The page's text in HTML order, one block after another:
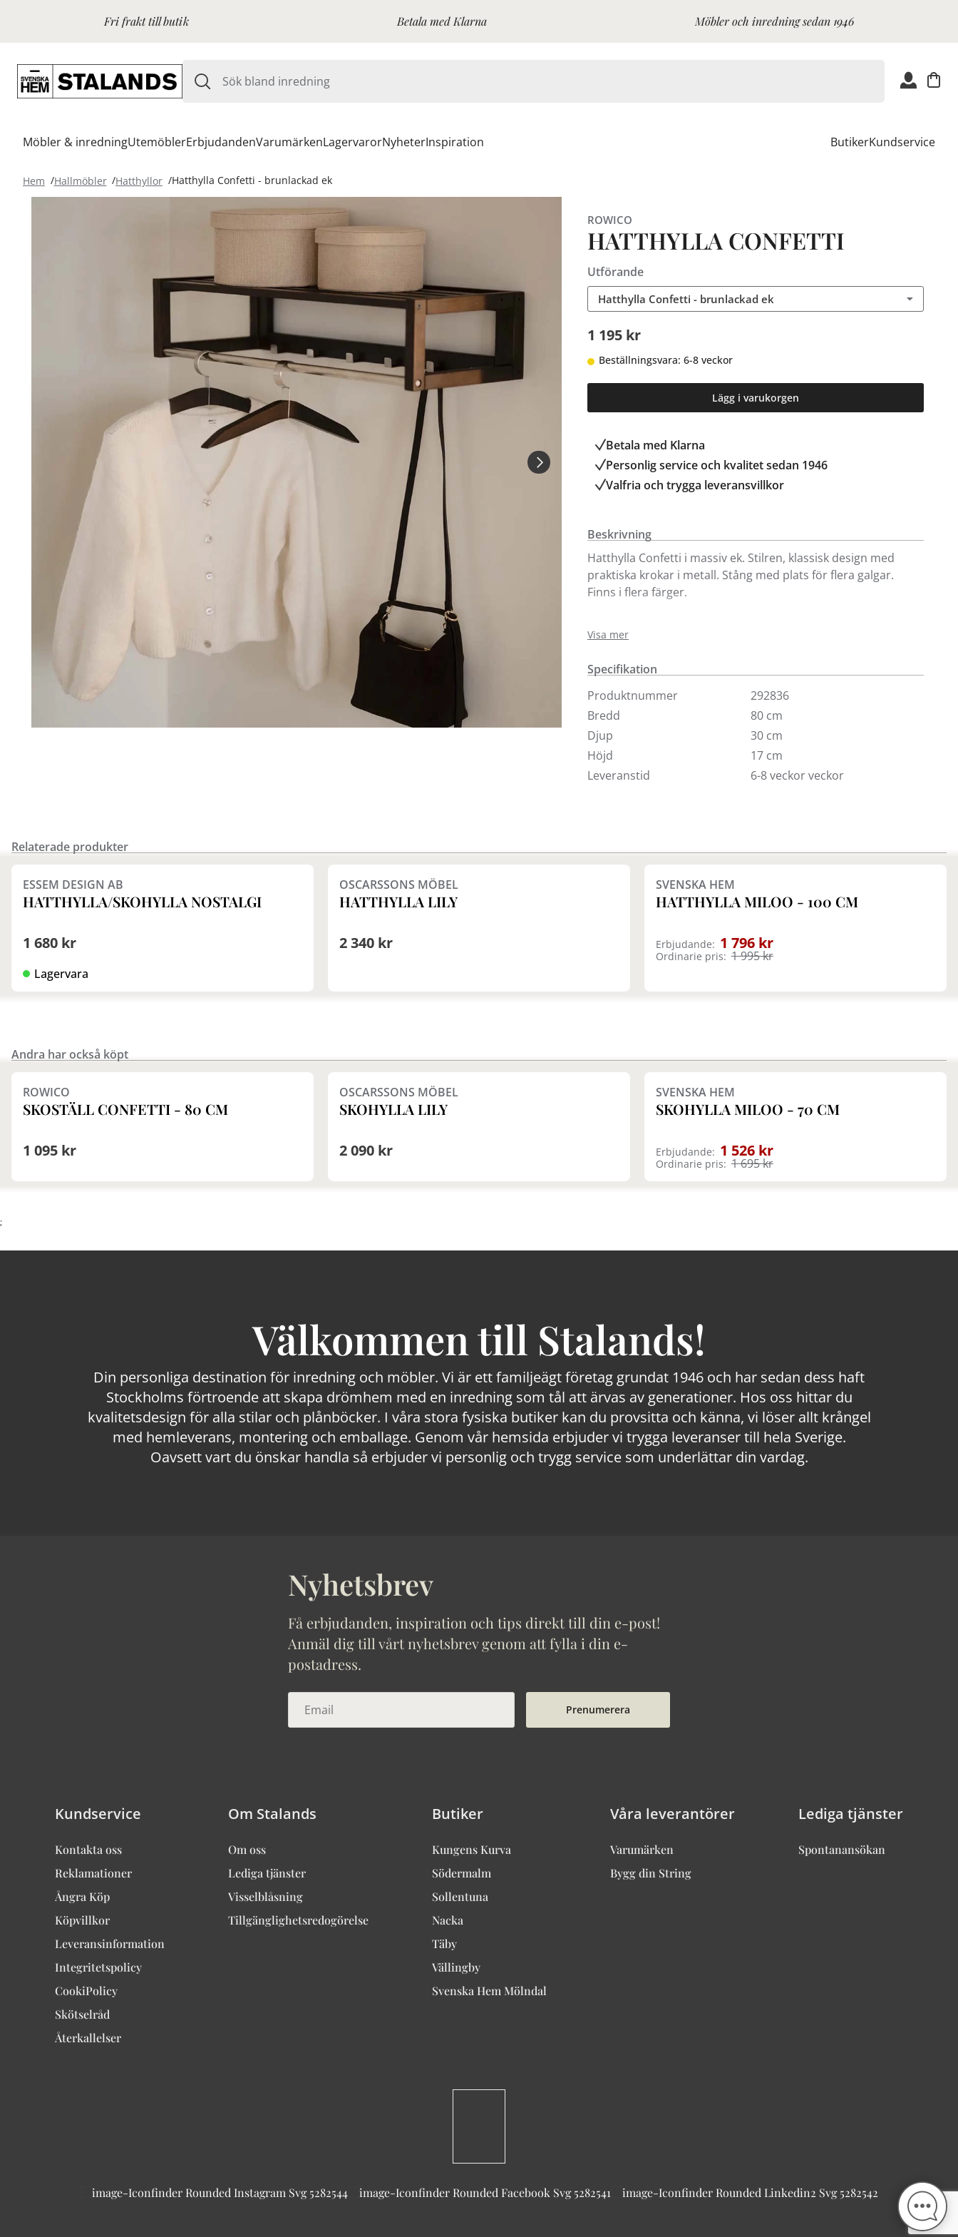
Fri frakt till butik Betala med Klarna Möbler och inredning sedan 1946
Möbler & inredningUtemöblerErbjudandenVarumärkenLagervarorNyheterInspiration ButikerKundservice
Hem Hallmöbler Hatthyllor Hatthylla Confetti - brunlackad ek
ROWICO
HATTHYLLA CONFETTI
Utförande
Hatthylla Confetti - brunlackad ek
1 195 kr
Beställningsvara: 6-8 veckor
Lägg i varukorgen
Betala med Klarna
Personlig service och kvalitet sedan 1946
Valfria och trygga leveransvillkor
Beskrivning
Hatthylla Confetti i massiv ek. Stilren, klassisk design med
praktiska krokar i metall. Stång med plats för flera galgar.
Finns i flera färger.
kroklist m.m.
Visa mer
Specifikation
Produktnummer
292836
Bredd
80 cm
Djup
30 cm
Höjd
17 cm
Leveranstid
6-8 veckor veckor
Relaterade produkter Finns i fler val (4)
ESSEM DESIGN AB
HATTHYLLA/SKOHYLLA NOSTALGI
1 680 kr
Lagervara
Finns i fler val (2)
OSCARSSONS MÖBEL
HATTHYLLA LILY
2 340 kr
Finns i fler val (2)
SVENSKA HEM
HATTHYLLA MILOO - 100 CM
Erbjudande: 1 796 kr
Ordinarie pris: 1 995 kr
Andra har också köpt Finns i fler val (3)
ROWICO
SKOSTÄLL CONFETTI - 80 CM
1 095 kr
Finns i fler val (3)
OSCARSSONS MÖBEL
SKOHYLLA LILY
2 090 kr
Finns i fler val (2)
SVENSKA HEM
SKOHYLLA MILOO - 70 CM
Erbjudande: 1 526 kr
Ordinarie pris: 1 695 kr
;
Välkommen till Stalands!
Din personliga destination för inredning och möbler. Vi är ett familjeägt företag grundat 1946 och har sedan dess haft
Stockholms förtroende att skapa drömhem med en inredning som tål att ärvas av generationer. Hos oss hittar du
kvalitetsdesign för alla stilar och plånböcker. I våra stora fysiska butiker kan du provsitta och känna, vi löser allt krångel
med hemleverans, montering och emballage. Genom vår hemsida erbjuder vi trygga leveranser till hela Sverige.
Oavsett vart du önskar handla så erbjuder vi personlig och trygg service som underlättar din vardag.
Nyhetsbrev
Få erbjudanden, inspiration och tips direkt till din e-post!
Anmäl dig till vårt nyhetsbrev genom att fylla i din e-
postadress.
Prenumerera
Kundservice
Kontakta oss
Reklamationer
Ångra Köp
Köpvillkor
Leveransinformation
Integritetspolicy
CookiPolicy
Skötselråd
Återkallelser
Om Stalands
Om oss
Lediga tjänster
Visselblåsning
Tillgänglighetsredogörelse
Butiker
Kungens Kurva
Södermalm
Sollentuna
Nacka
Täby
Vällingby
Svenska Hem Mölndal
Våra leverantörer
Varumärken
Bygg din String
Lediga tjänster
Spontanansökan